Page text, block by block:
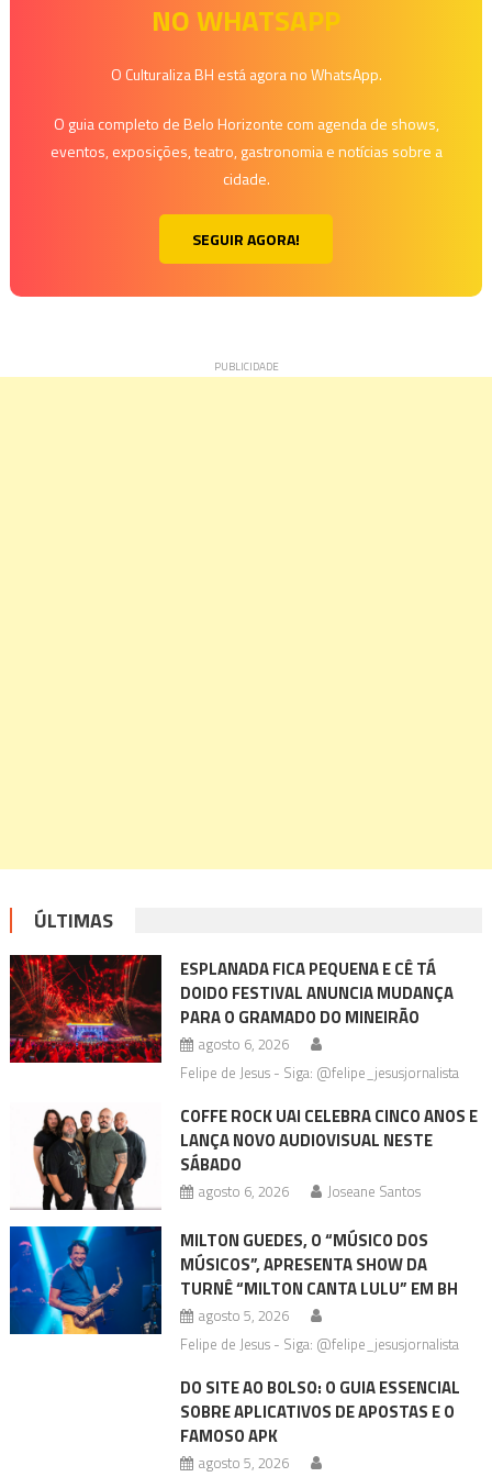
NO WHATSAPP
O Culturaliza BH está agora no WhatsApp.
O guia completo de Belo Horizonte com agenda de shows,
eventos, exposições, teatro, gastronomia e notícias sobre a
cidade.
SEGUIR AGORA!
ÚLTIMAS
ESPLANADA FICA PEQUENA E CÊ TÁ
DOIDO FESTIVAL ANUNCIA MUDANÇA
PARA O GRAMADO DO MINEIRÃO
agosto 6, 2026
Felipe de Jesus - Siga: @felipe_jesusjornalista
COFFE ROCK UAI CELEBRA CINCO ANOS E
LANÇA NOVO AUDIOVISUAL NESTE
SÁBADO
agosto 6, 2026 Joseane Santos
MILTON GUEDES, O “MÚSICO DOS
MÚSICOS”, APRESENTA SHOW DA
TURNÊ “MILTON CANTA LULU” EM BH
agosto 5, 2026
Felipe de Jesus - Siga: @felipe_jesusjornalista
DO SITE AO BOLSO: O GUIA ESSENCIAL
SOBRE APLICATIVOS DE APOSTAS E O
FAMOSO APK
agosto 5, 2026